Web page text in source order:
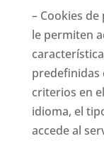
– Cookies
le permiten
predefinidas
criterios en
idioma, el
accede al